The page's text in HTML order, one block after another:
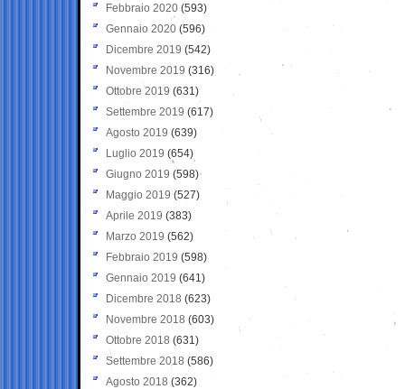
Febbraio 2020 (593)
Gennaio 2020 (596)
Dicembre 2019 (542)
Novembre 2019 (316)
Ottobre 2019 (631)
Settembre 2019 (617)
Agosto 2019 (639)
Luglio 2019 (654)
Giugno 2019 (598)
Maggio 2019 (527)
Aprile 2019 (383)
Marzo 2019 (562)
Febbraio 2019 (598)
Gennaio 2019 (641)
Dicembre 2018 (623)
Novembre 2018 (603)
Ottobre 2018 (631)
Settembre 2018 (586)
Agosto 2018 (362)